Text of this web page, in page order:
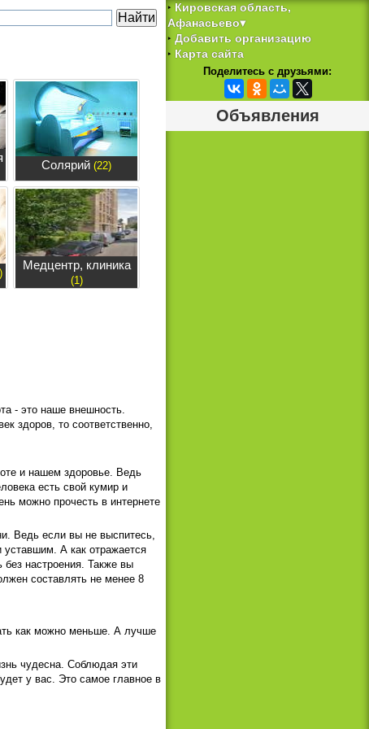
Солярий (22)
Медцентр, клиника
(1)
- это наше внешность.
здоров, то соответственно,
и нашем здоровье. Ведь
есть свой кумир и
можно прочесть в интернете
Ведь если вы не выспитесь,
А как отражается
настроения. Также вы
составлять не менее 8
как можно меньше. А лучше
чудесна. Соблюдая эти
у вас. Это самое главное в
‣ Кировская область,
Афанасьево▾
‣ Добавить организацию
‣ Карта сайта
Поделитесь с друзьями:
Объявления